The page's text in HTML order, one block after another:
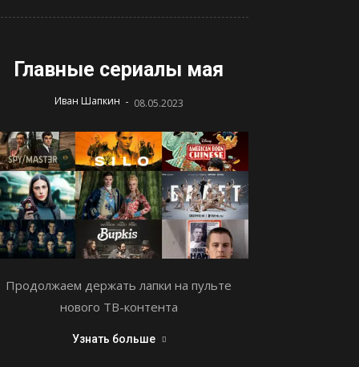
Главные сериалы мая
Иван Шапкин - 08.05.2023
Продолжаем держать лапки на пульте
нового ТВ-контента
Узнать больше